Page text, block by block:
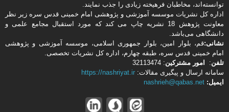
توانسته‌اند، مخاطبان فرهیخته‌ زیادی را جذب نمایند.
اداره كل نشریات موسسه آموزشی و پژوهشی امام خمینی قدس سره زیر نظر
معاونت پژوهش 18 نشریه چاپ می کند که مورد استقبال مجامع علمی و
دانشگاهی می‌باشد.
نشانی:قم، بلوار امین، بلوار جمهوری اسلامی، موسسه آموزشی و پژوهشی
امام خمینی قدس سره، طبقه چهارم، اداره كل نشریات تخصصی.
تلفن: امور مشتركین: 32113474
سامانه ارسال و پیگیری مقالات: https://nashriyat.ir
ایمیل: nashrieh@qabas.net